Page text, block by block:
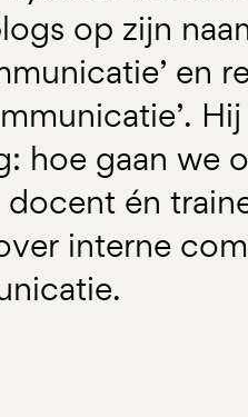
op zijn
en
hoe gaan we
docent én
interne